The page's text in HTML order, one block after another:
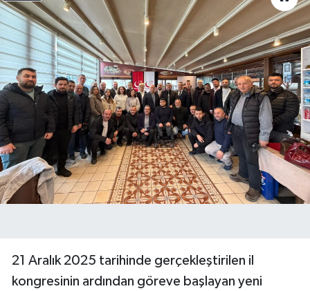
21 Aralık 2025 tarihinde gerçekleştirilen il
kongresinin ardından göreve başlayan yeni